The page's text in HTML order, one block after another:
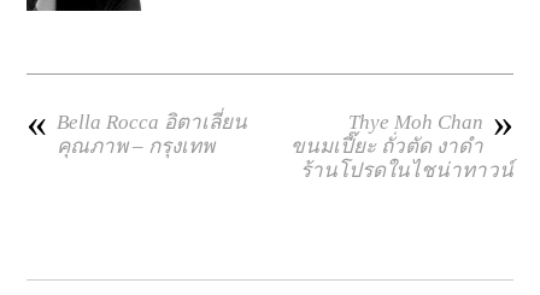
« Bella Rocca อิตาเลี่ยน
คุณภาพ – กรุงเทพ
»
Thye Moh Chan
ขนมเปี๊ยะ ถั่วตัด งาดำ
ร้านโปรดในไชน่าทาวน์